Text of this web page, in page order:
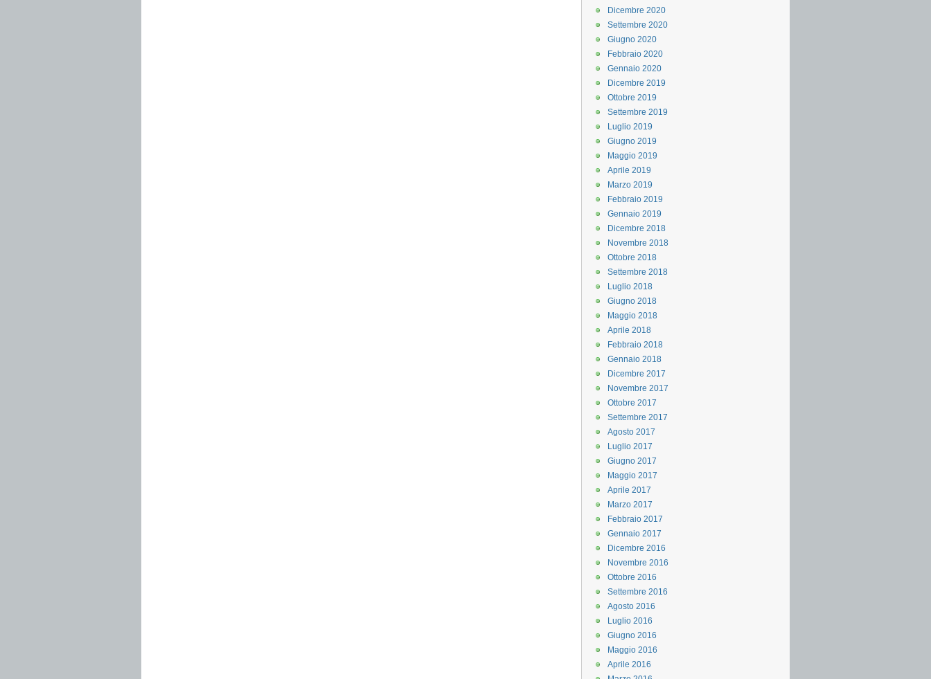
Dicembre 2020
Settembre 2020
Giugno 2020
Febbraio 2020
Gennaio 2020
Dicembre 2019
Ottobre 2019
Settembre 2019
Luglio 2019
Giugno 2019
Maggio 2019
Aprile 2019
Marzo 2019
Febbraio 2019
Gennaio 2019
Dicembre 2018
Novembre 2018
Ottobre 2018
Settembre 2018
Luglio 2018
Giugno 2018
Maggio 2018
Aprile 2018
Febbraio 2018
Gennaio 2018
Dicembre 2017
Novembre 2017
Ottobre 2017
Settembre 2017
Agosto 2017
Luglio 2017
Giugno 2017
Maggio 2017
Aprile 2017
Marzo 2017
Febbraio 2017
Gennaio 2017
Dicembre 2016
Novembre 2016
Ottobre 2016
Settembre 2016
Agosto 2016
Luglio 2016
Giugno 2016
Maggio 2016
Aprile 2016